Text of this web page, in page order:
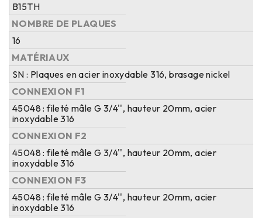
B15TH
NOMBRE DE PLAQUES
16
MATÉRIAUX
SN : Plaques en acier inoxydable 316, brasage nickel
CONNEXION F1
45048 : fileté mâle G 3/4'', hauteur 20mm, acier
inoxydable 316
CONNEXION F2
45048 : fileté mâle G 3/4'', hauteur 20mm, acier
inoxydable 316
CONNEXION F3
45048 : fileté mâle G 3/4'', hauteur 20mm, acier
inoxydable 316